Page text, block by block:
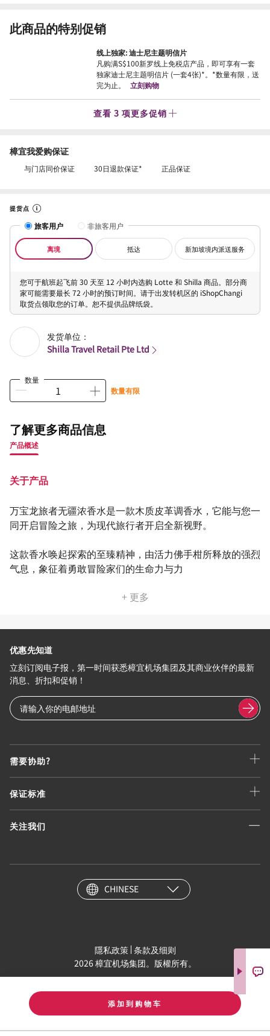
添加到购物车
此商品的特别促销
线上独家: 迪士尼主题明信片
凡购满S$100新罗线上免税店产品，即可享有一套
独家迪士尼主题明信片 (一套4张)*。*数量有限，送
完为止。
立刻购物
查看 3 项更多促销
樟宜我爱购保证
与门店同价保证 30日退款保证* 正品保证
提货点
旅客用户 非旅客用户
离境 抵达 新加坡境内派送服务
您可于航班起飞前 30 天至 12 小时内选购 Lotte 和 Shilla 商品。部分商
家可能需要最长 72 小时的预订时间。请于出发转机区的 iShopChangi
取货点领取您的订单。恕不提供品牌纸袋。
发货单位：
Shilla Travel Retail Pte Ltd
数量
数量有限
了解更多商品信息
产品概述
关于产品
万宝龙旅者无疆浓香水是一款木质皮革调香水，它能与您一
同开启冒险之旅，为现代旅行者开启全新视野。
这款香水唤起探索的至臻精神，由活力佛手柑所释放的强烈
气息，象征着勇敢冒险家们的生命力与力
+ 更多
需要协助?
保证标准
关注我们
优惠先知道
立刻订阅电子报，第一时间获悉樟宜机场集团及其商业伙伴的最新
消息、折扣和促销！
CHINESE
隱私政策 条款及细则
2026 樟宜机场集团。版權所有。